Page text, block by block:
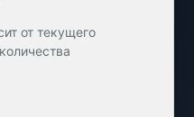
от текущего